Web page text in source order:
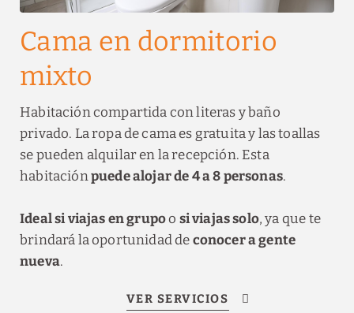
Cama en dormitorio
mixto
Habitación compartida con literas y baño
privado. La ropa de cama es gratuita y las toallas
se pueden alquilar en la recepción.Esta
habitaciónpuede alojar de 4 a 8 personas.
Ideal si viajas en grupoo si viajas solo, ya que te
brindará la oportunidad deconocer a gente
nueva.